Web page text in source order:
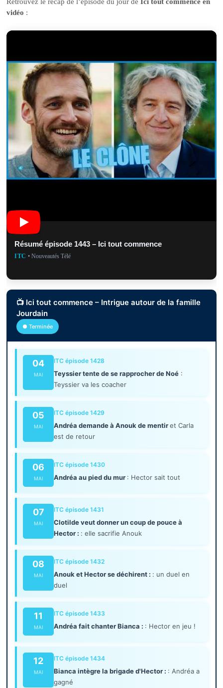
Retrouvez le récap de l’épisode du jour deIci tout commence en
vidéo :
Résumé épisode 1443 – Ici tout commence
ITC • Nouveautés Télé
📺 Ici tout commence – Intrigue autour de la famille
Jourdain
● Terminée
04
MAI
ITC épisode 1428
Teyssier tente de se rapprocher de Noé :
Teyssier va les coacher
05
MAI
ITC épisode 1429
Andréa demande à Anouk de mentiret Carla
est de retour
06
MAI
ITC épisode 1430
Andréa au pied du mur : Hector sait tout
07
MAI
ITC épisode 1431
Clotilde veut donner un coup de pouce à
Hector : : elle sacrifie Anouk
08
MAI
ITC épisode 1432
Anouk et Hector se déchirent : : un duel en
duel
11
MAI
ITC épisode 1433
Andréa fait chanter Bianca : : Hector en jeu !
12
MAI
ITC épisode 1434
Bianca intègre la brigade d'Hector : : Andréa a
gagné